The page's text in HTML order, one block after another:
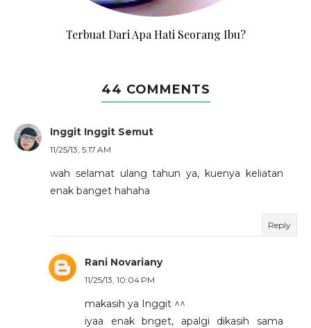
Terbuat Dari Apa Hati Seorang Ibu?
44 COMMENTS
Inggit Inggit Semut
11/25/13, 5:17 AM
wah selamat ulang tahun ya, kuenya keliatan
enak banget hahaha
Reply
Rani Novariany
11/25/13, 10:04 PM
makasih ya Inggit ^^
iyaa enak bnget, apalgi dikasih sama